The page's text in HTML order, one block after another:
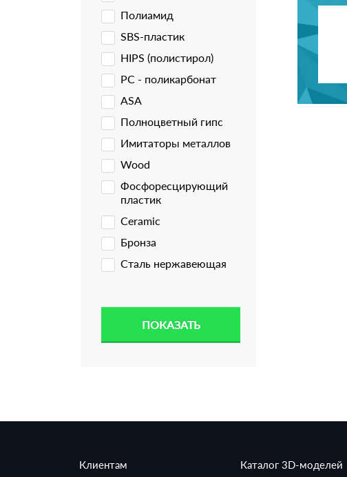
Полиамид
SBS-пластик
HIPS (полистирол)
PC - поликарбонат
ASA
Полноцветный гипс
Имитаторы металлов
Wood
Фосфоресцирующий
пластик
Ceramic
Бронза
Сталь нержавеющая
Клиентам Каталог 3D-моделей